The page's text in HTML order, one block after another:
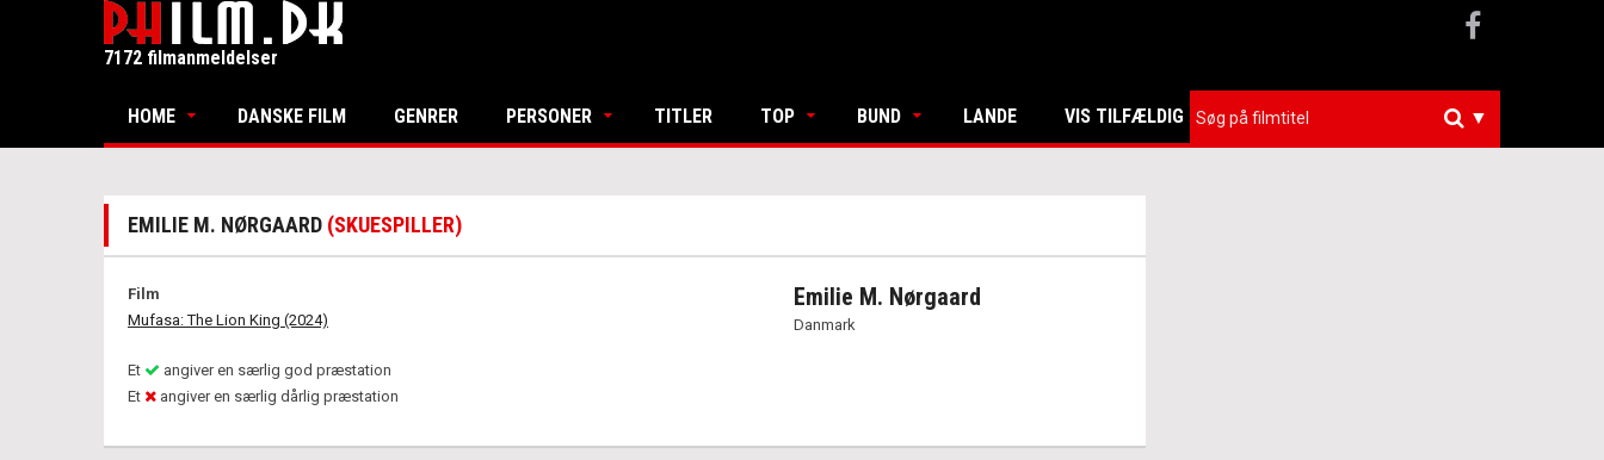
7172 filmanmeldelser
HOME DANSKE FILM GENRER PERSONER TITLER TOP BUND LANDE VIS TILFÆLDIG ▼
EMILIE M. NØRGAARD (SKUESPILLER)
Emilie M. Nørgaard
Danmark
Film
Mufasa: The Lion King (2024)
Et
angiver en særlig god præstation
Et
angiver en særlig dårlig præstation